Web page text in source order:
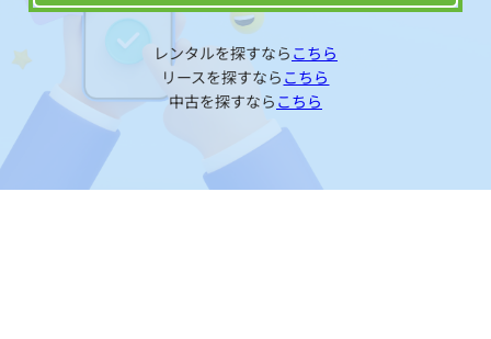
レンタルを探すなら こちら
リースを探すなら こちら
中古を探すなら こちら